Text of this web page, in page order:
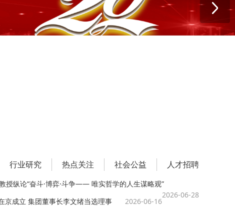
行业研究 热点关注 社会公益 人才招聘
授纵论“奋斗·博弈·斗争—— 唯实哲学的人生谋略观”
2026-06-28
京成立 集团董事长李文绪当选理事
2026-06-16